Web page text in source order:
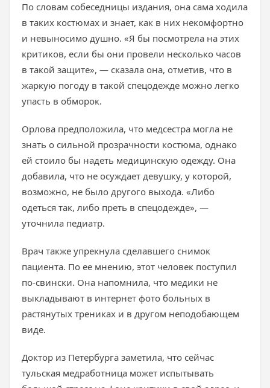
По словам собеседницы издания, она сама ходила
в таких костюмах и знает, как в них некомфортно
и невыносимо душно. «Я бы посмотрела на этих
критиков, если бы они провели несколько часов
в такой защите», — сказала она, отметив, что в
жаркую погоду в такой спецодежде можно легко
упасть в обморок.
Орлова предположила, что медсестра могла не
знать о сильной прозрачности костюма, однако
ей стоило бы надеть медицинскую одежду. Она
добавила, что не осуждает девушку, у которой,
возможно, не было другого выхода. «Либо
одеться так, либо преть в спецодежде», —
уточнила педиатр.
Врач также упрекнула сделавшего снимок
пациента. По ее мнению, этот человек поступил
по-свински. Она напомнила, что медики не
выкладывают в интернет фото больных в
растянутых трениках и в другом неподобающем
виде.
Доктор из Петербурга заметила, что сейчас
тульская медработница может испытывать